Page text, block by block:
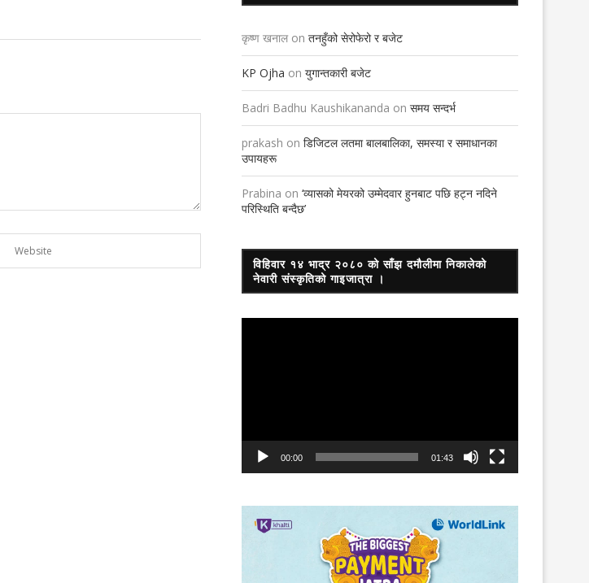
कृष्ण खनाल on तनहुँको सेरोफेरो र बजेट
KP Ojha on युगान्तकारी बजेट
Badri Badhu Kaushikananda on समय सन्दर्भ
prakash on डिजिटल लतमा बालबालिका, समस्या र समाधानका
उपायहरू
Prabina on ‘व्यासको मेयरको उम्मेदवार हुनबाट पछि हट्न नदिने
परिस्थिति बन्दैछ’
विहिवार १४ भाद्र २०८० को साँझ दमौलीमा निकालेको
नेवारी संस्कृतिको गाइजात्रा ।
00:00 01:43